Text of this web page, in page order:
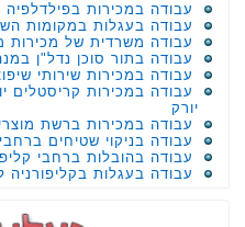
עבודה במכירות
עבודה בעגלות במקומות
עבודה משרדית של מכירות
עבודה בתור סוכן נדל"ן
עבודה במכירות שירותי
עבודה במכירות קריסטלים
יורק
עבודה במכירות ברשת
עבודה בניקוי שטיחים
עבודה בהובלות ברחבי
עבודה בעגלות בקליפורניה